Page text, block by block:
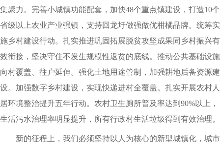
集聚力。完善小城镇功能配套，加快48个重点镇建设，打造10个
省级以上农业产业强镇，支持回龙圩做强做优柑橘品牌。统筹实
施乡村建设行动。扎实推进巩固拓展脱贫攻坚成果同乡村振兴有
效衔接，坚决守住不发生规模性返贫的底线。推动公共基础设施
向村覆盖、往户延伸。强化土地用途管制，加强耕地后备资源建
设。加强数字乡村建设，实现快递进村全覆盖。扎实开展农村人
居环境整治提升五年行动。农村卫生厕所普及率达到90%以上，
生活污水治理率明显提升，所有行政村生活垃圾得到有效治理。
新的征程上，我们必须坚持以人为核心的新型城镇化，城市